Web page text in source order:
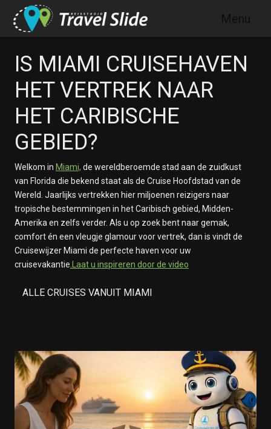
Skip to main content
Menu
IS MIAMI CRUISEHAVEN
HET VERTREK NAAR
HET CARIBISCHE
GEBIED?
Welkom in Miami, de wereldberoemde stad aan de zuidkust
van Florida die bekend staat als de Cruise Hoofdstad van de
Wereld. Jaarlijks vertrekken hier miljoenen reizigers naar
tropische bestemmingen in het Caribisch gebied, Midden-
Amerika en zelfs verder. Als u op zoek bent naar gemak,
comfort én een vleugje glamour voor vertrek, dan is vindt de
Cruisewijzer Miami de perfecte haven voor uw
cruisevakantie .Laat u inspireren door de video
ALLE CRUISES VANUIT MIAMI